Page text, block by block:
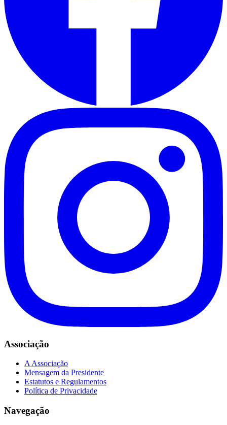
Associação
A Associação
Mensagem da Presidente
Estatutos e Regulamentos
Política de Privacidade
Navegação